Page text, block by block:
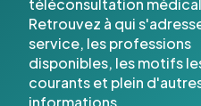
téléconsultation
Retrouvez à qui
service, les professions
disponibles, les motifs
courants et plein
informations.